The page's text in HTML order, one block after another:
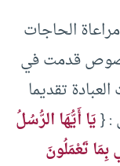
الحاجات
قدمت في
تقديما
: {يَا أَيُّهَا الرُّسُلُ
تَعْمَلُونَ